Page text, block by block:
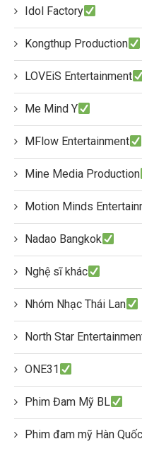
Idol Factory
Kongthup Production
LOVEiS Entertainment
Me Mind Y
MFlow Entertainment
Mine Media Production
Motion Minds
Nadao Bangkok
Nghệ sĩ khác
Nhóm Nhạc Thái Lan
North Star
ONE31
Phim Đam Mỹ BL
Phim đam mỹ Hàn Quốc